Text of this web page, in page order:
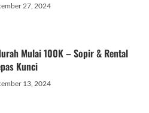
27, 2024
Mulai 100K – Sopir & Rental
Kunci
13, 2024